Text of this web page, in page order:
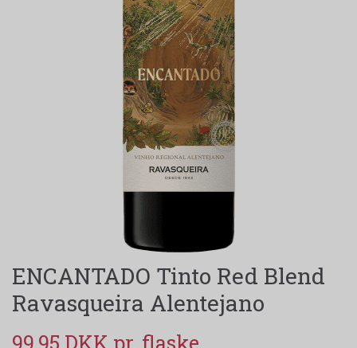
ENCANTADO Tinto Red Blend
Ravasqueira Alentejano